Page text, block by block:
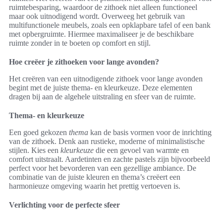
ruimtebesparing, waardoor de zithoek niet alleen functioneel
maar ook uitnodigend wordt. Overweeg het gebruik van
multifunctionele meubels, zoals een opklapbare tafel of een bank
met opbergruimte. Hiermee maximaliseer je de beschikbare
ruimte zonder in te boeten op comfort en stijl.
Hoe creëer je zithoeken voor lange avonden?
Het creëren van een uitnodigende zithoek voor lange avonden
begint met de juiste thema- en kleurkeuze. Deze elementen
dragen bij aan de algehele uitstraling en sfeer van de ruimte.
Thema- en kleurkeuze
Een goed gekozen thema kan de basis vormen voor de inrichting
van de zithoek. Denk aan rustieke, moderne of minimalistische
stijlen. Kies een kleurkeuze die een gevoel van warmte en
comfort uitstraalt. Aardetinten en zachte pastels zijn bijvoorbeeld
perfect voor het bevorderen van een gezellige ambiance. De
combinatie van de juiste kleuren en thema’s creëert een
harmonieuze omgeving waarin het prettig vertoeven is.
Verlichting voor de perfecte sfeer